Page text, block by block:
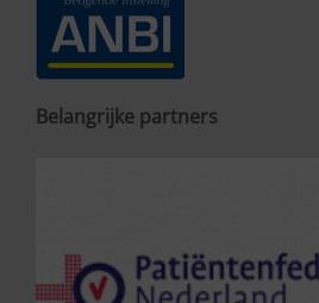
Belangrijke partners